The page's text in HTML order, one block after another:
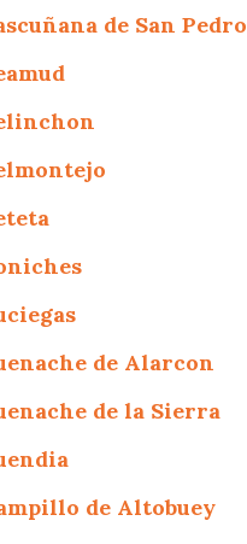
de San Pedro
de Alarcon
de la Sierra
de Altobuey